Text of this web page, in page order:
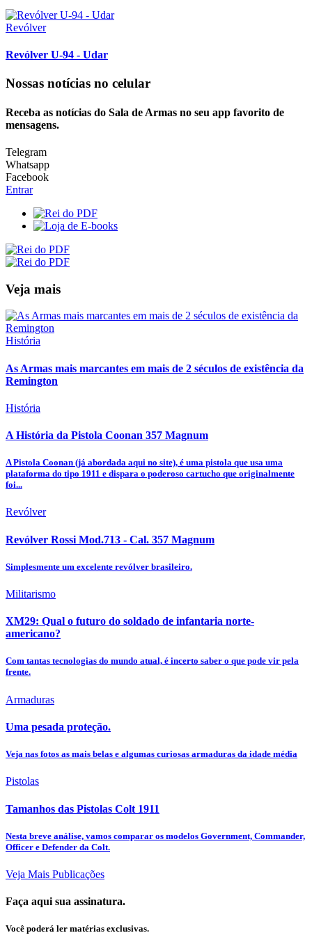
Revólver
Revólver U-94 - Udar
Nossas notícias no celular
Receba as notícias do Sala de Armas no seu app favorito de
mensagens.
Telegram
Whatsapp
Facebook
Entrar
Veja mais
História
As Armas mais marcantes em mais de 2 séculos de existência da
Remington
História
A História da Pistola Coonan 357 Magnum
A Pistola Coonan (já abordada aqui no site), é uma pistola que usa uma
plataforma do tipo 1911 e dispara o poderoso cartucho que originalmente
foi...
Revólver
Revólver Rossi Mod.713 - Cal. 357 Magnum
Simplesmente um excelente revólver brasileiro.
Militarismo
XM29: Qual o futuro do soldado de infantaria norte-
americano?
Com tantas tecnologias do mundo atual, é incerto saber o que pode vir pela
frente.
Armaduras
Uma pesada proteção.
Veja nas fotos as mais belas e algumas curiosas armaduras da idade média
Pistolas
Tamanhos das Pistolas Colt 1911
Nesta breve análise, vamos comparar os modelos Government, Commander,
Officer e Defender da Colt.
Veja Mais Publicações
Faça aqui sua assinatura.
Você poderá ler matérias exclusivas.